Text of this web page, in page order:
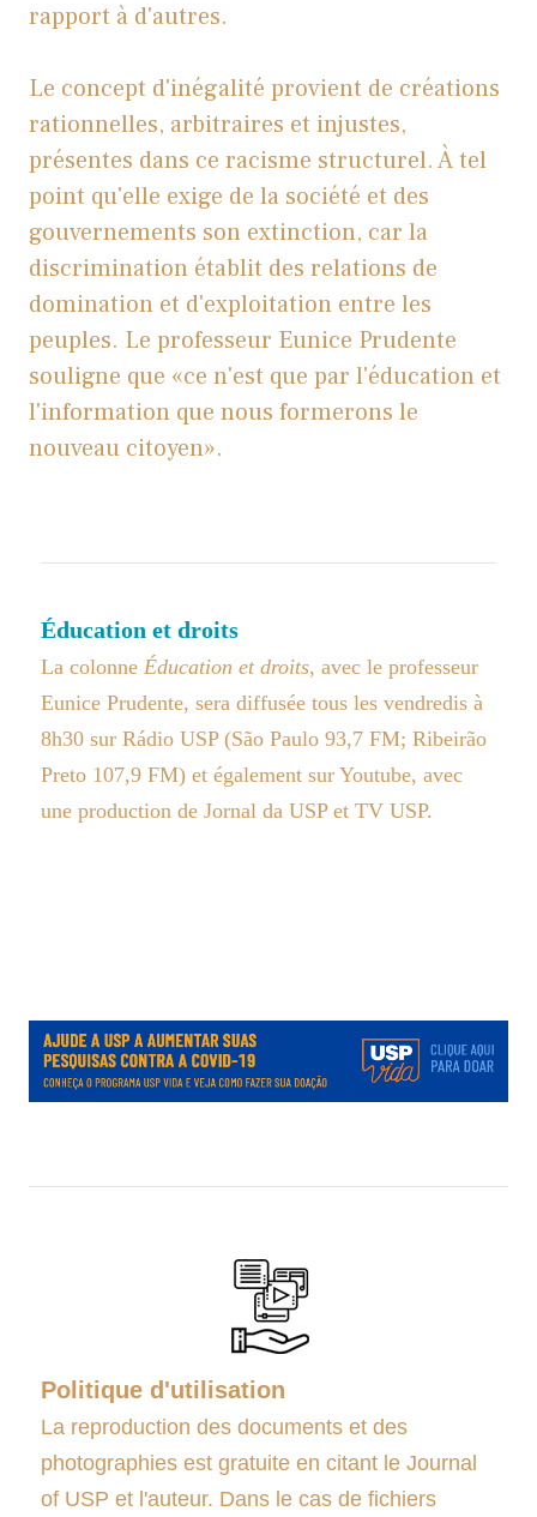
rapport à d'autres.
Le concept d'inégalité provient de créations
rationnelles, arbitraires et injustes,
présentes dans ce racisme structurel. À tel
point qu'elle exige de la société et des
gouvernements son extinction, car la
discrimination établit des relations de
domination et d'exploitation entre les
peuples. Le professeur Eunice Prudente
souligne que «ce n'est que par l'éducation et
l'information que nous formerons le
nouveau citoyen».
Éducation et droits
La colonne Éducation et droits, avec le professeur
Eunice Prudente, sera diffusée tous les vendredis à
8h30 sur Rádio USP (São Paulo 93,7 FM; Ribeirão
Preto 107,9 FM) et également sur Youtube, avec
une production de Jornal da USP et TV USP.
Politique d'utilisation
La reproduction des documents et des
photographies est gratuite en citant le Journal
of USP et l'auteur. Dans le cas de fichiers